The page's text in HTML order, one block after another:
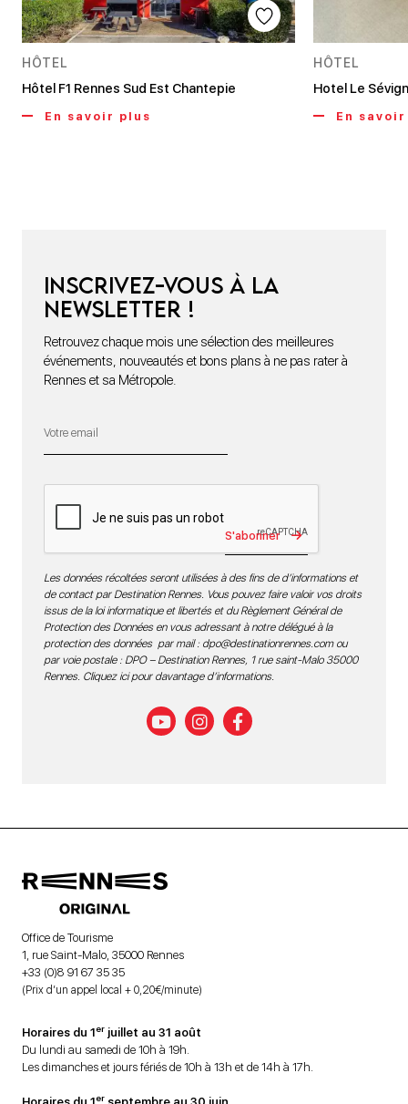
HÔTEL
Hôtel F1 Rennes Sud Est Chantepie
En savoir plus
HÔTEL
Hotel Le
En
Inscrivez-vous à la
newsletter !
Retrouvez chaque mois une sélection des meilleures
événements, nouveautés et bons plans à ne pas rater à
Rennes et sa Métropole.
S'abonner
Les données récoltées seront utilisées à des fins de d’informations et
de contact par Destination Rennes. Vous pouvez faire valoir vos droits
issus de la loi informatique et libertés et du Règlement Général de
Protection des Données en vous adressant à notre délégué à la
protection des données par mail : dpo@destinationrennes.comou
par voie postale : DPO – Destination Rennes, 1 rue saint-Malo 35000
Rennes. Cliquez ici pour davantage d’informations.
Office de Tourisme
1, rue Saint-Malo, 35000 Rennes
+33 (0)8 91 67 35 35
(Prix d’un appel local + 0,20€/minute)
Horaires du 1er juillet au 31 août
Du lundi au samedi de 10h à 19h.
Les dimanches et jours fériés de 10h à 13h et de 14h à 17h.
er